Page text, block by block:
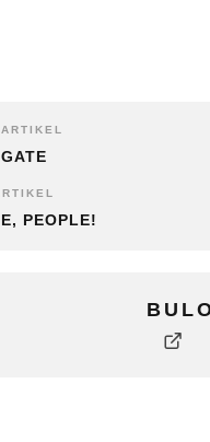
PEOPLE!